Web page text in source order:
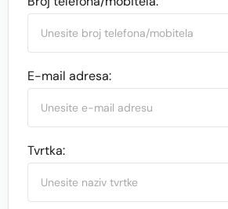
E-mail adresa:
Tvrtka: